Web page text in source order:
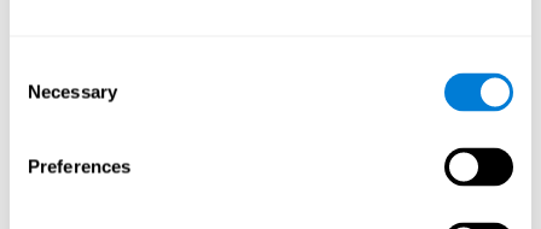
Selection
Necessary
Preferences
ألعاب الموصى بها